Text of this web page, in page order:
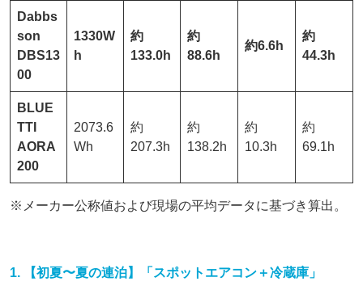
Dabbs
son
DBS13
00
1330W
h
約
133.0h
約
88.6h
約6.6h
約
44.3h
BLUE
TTI
AORA
200
2073.6
Wh
約
207.3h
約
138.2h
約
10.3h
約
69.1h
※メーカー公称値および現場の平均データに基づき算出。
1. 【初夏〜夏の連泊】「スポットエアコン＋冷蔵庫」